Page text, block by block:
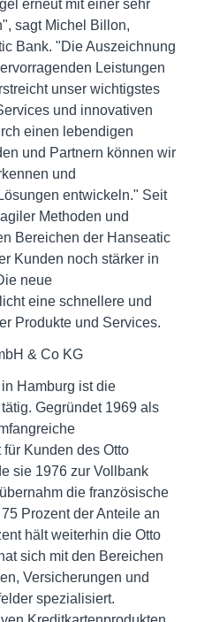
erneut mit einer sehr
sagt Michel Billon,
Bank. "Die Auszeichnung
Leistungen
unser wichtigstes
und innovativen
einen lebendigen
und Partnern können wir
und
entwickeln." Seit
Methoden und
Bereichen der Hanseatic
Kunden noch stärker in
neue
eine schnellere und
Produkte und Services.
& Co KG
Hamburg ist die
Gegründet 1969 als
Kunden des Otto
sie 1976 zur Vollbank
die französische
Prozent der Anteile an
hält weiterhin die Otto
sich mit den Bereichen
Versicherungen und
spezialisiert.